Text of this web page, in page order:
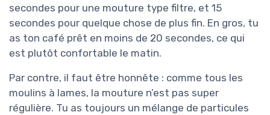
secondes pour une mouture type filtre, et 15
secondes pour quelque chose de plus fin. En gros, tu
as ton café prêt en moins de 20 secondes, ce qui
est plutôt confortable le matin.
Par contre, il faut être honnête : comme tous les
moulins à lames, la mouture n’est pas super
régulière. Tu as toujours un mélange de particules